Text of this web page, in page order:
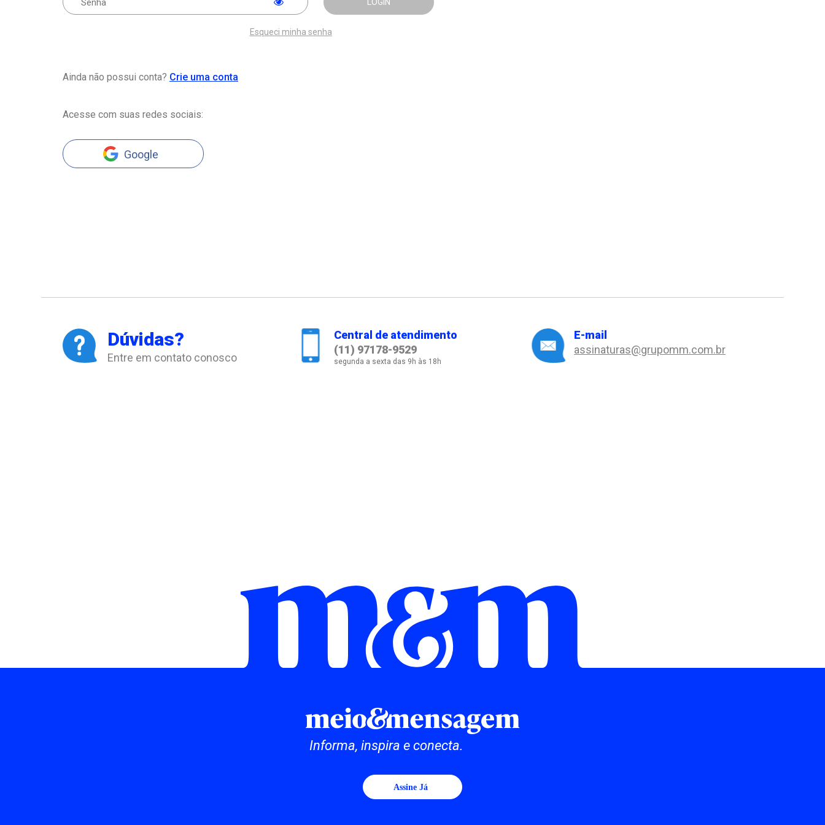
Esqueci minha senha
Ainda não possui conta? Crie uma conta
Acesse com suas redes sociais:
Google
Dúvidas?
Entre em contato conosco
Central de atendimento
(11) 97178-9529
segunda a sexta das 9h às 18h
E-mail
assinaturas@grupomm.com.br
Informa, inspira e conecta.
Assine Já